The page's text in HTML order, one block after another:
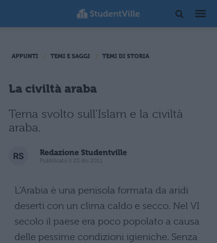
APPUNTI TEMI E SAGGI TEMI DI STORIA
La civiltà araba
Tema svolto sull'Islam e la civiltà
araba.
Redazione Studentville
Pubblicato il 23 dic 2011
L’Arabia è una penisola formata da aridi
deserti con un clima caldo e secco. Nel VI
secolo il paese era poco popolato a causa
delle pessime condizioni igieniche. Senza